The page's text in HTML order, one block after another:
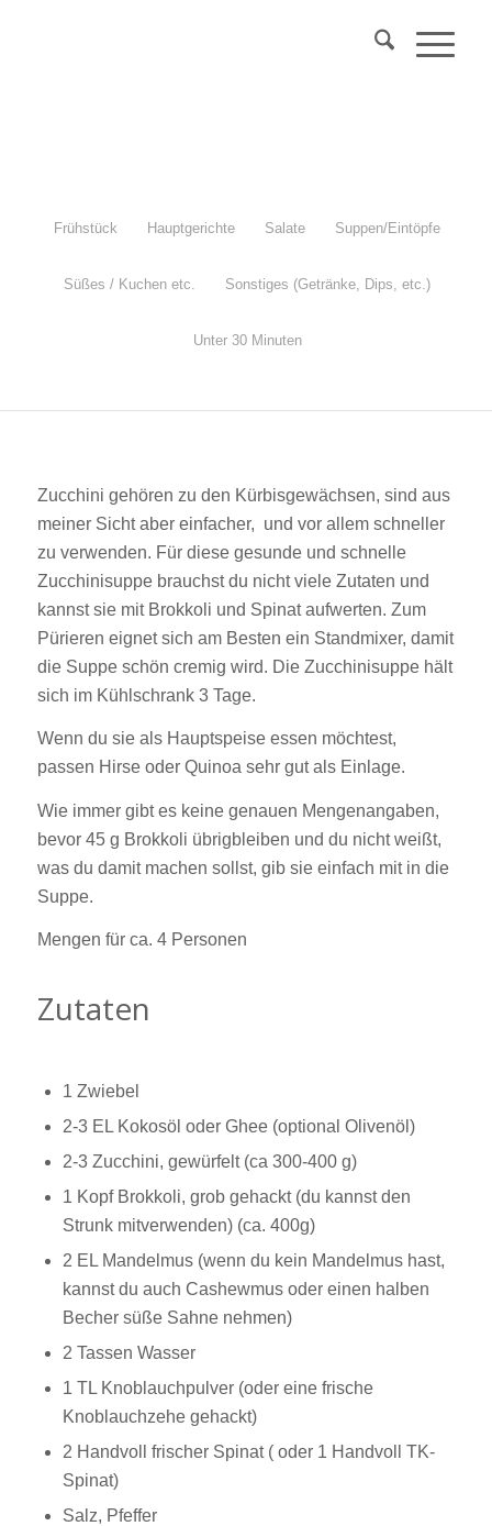
Frühstück Hauptgerichte Salate Suppen/Eintöpfe
Süßes / Kuchen etc. Sonstiges (Getränke, Dips, etc.)
Unter 30 Minuten
vegan, glutenfrei, einfach und schnell gemacht
Zucchini gehören zu den Kürbisgewächsen, sind aus
meiner Sicht aber einfacher, und vor allem schneller
zu verwenden. Für diese gesunde und schnelle
Zucchinisuppe brauchst du nicht viele Zutaten und
kannst sie mit Brokkoli und Spinat aufwerten. Zum
Pürieren eignet sich am Besten ein Standmixer, damit
die Suppe schön cremig wird. Die Zucchinisuppe hält
sich im Kühlschrank 3 Tage.
Wenn du sie als Hauptspeise essen möchtest,
passen Hirse oder Quinoa sehr gut als Einlage.
Wie immer gibt es keine genauen Mengenangaben,
bevor 45 g Brokkoli übrigbleiben und du nicht weißt,
was du damit machen sollst, gib sie einfach mit in die
Suppe.
Mengen für ca. 4 Personen
Zutaten
1 Zwiebel
2-3 EL Kokosöl oder Ghee (optional Olivenöl)
2-3 Zucchini, gewürfelt (ca 300-400 g)
1 Kopf Brokkoli, grob gehackt (du kannst den
Strunk mitverwenden) (ca. 400g)
2 EL Mandelmus (wenn du kein Mandelmus hast,
kannst du auch Cashewmus oder einen halben
Becher süße Sahne nehmen)
2 Tassen Wasser
1 TL Knoblauchpulver (oder eine frische
Knoblauchzehe gehackt)
2 Handvoll frischer Spinat ( oder 1 Handvoll TK-
Spinat)
Salz, Pfeffer